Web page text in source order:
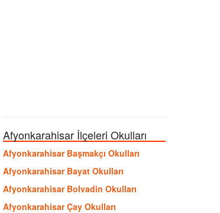
Afyonkarahisar İlçeleri Okulları
Afyonkarahisar Başmakçı Okulları
Afyonkarahisar Bayat Okulları
Afyonkarahisar Bolvadin Okulları
Afyonkarahisar Çay Okulları